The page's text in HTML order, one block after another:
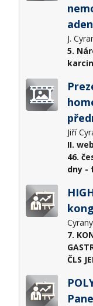
J.
5.
Jiří
II.
46.
dny -
7.
ČLS